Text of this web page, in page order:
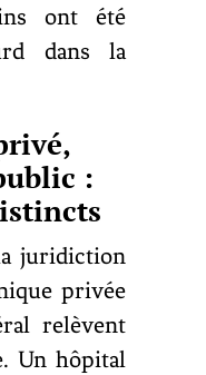
ont été
dans la
:
juridiction
privée
relèvent
Un hôpital